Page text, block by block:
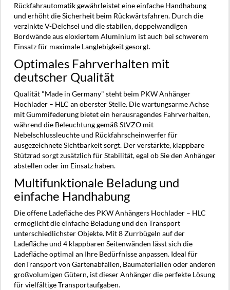
Rückfahrautomatik gewährleistet eine einfache Handhabung
und erhöht die Sicherheit beim Rückwärtsfahren. Durch die
verzinkte V-Deichsel und die stabilen, doppelwandigen
Bordwände aus eloxiertem Aluminium ist auch bei schwerem
Einsatz für maximale Langlebigkeit gesorgt.
Optimales Fahrverhalten mit
deutscher Qualität
Qualität "Made in Germany" steht beim PKW Anhänger
Hochlader – HLC an oberster Stelle. Die wartungsarme Achse
mit Gummifederung bietet ein herausragendes Fahrverhalten,
während die Beleuchtung gemäß StVZO mit
Nebelschlussleuchte und Rückfahrscheinwerfer für
ausgezeichnete Sichtbarkeit sorgt. Der verstärkte, klappbare
Stützrad sorgt zusätzlich für Stabilität, egal ob Sie den Anhänger
abstellen oder im Einsatz haben.
Multifunktionale Beladung und
einfache Handhabung
Die offene Ladefläche des PKW Anhängers Hochlader – HLC
ermöglicht die einfache Beladung und den Transport
unterschiedlichster Objekte. Mit 8 Zurrbügeln auf der
Ladefläche und 4 klappbaren Seitenwänden lässt sich die
Ladefläche optimal an Ihre Bedürfnisse anpassen. Ideal für
denTransport von Gartenabfällen, Baumaterialien oder anderen
großvolumigen Gütern, ist dieser Anhänger die perfekte Lösung
für vielfältige Transportaufgaben.